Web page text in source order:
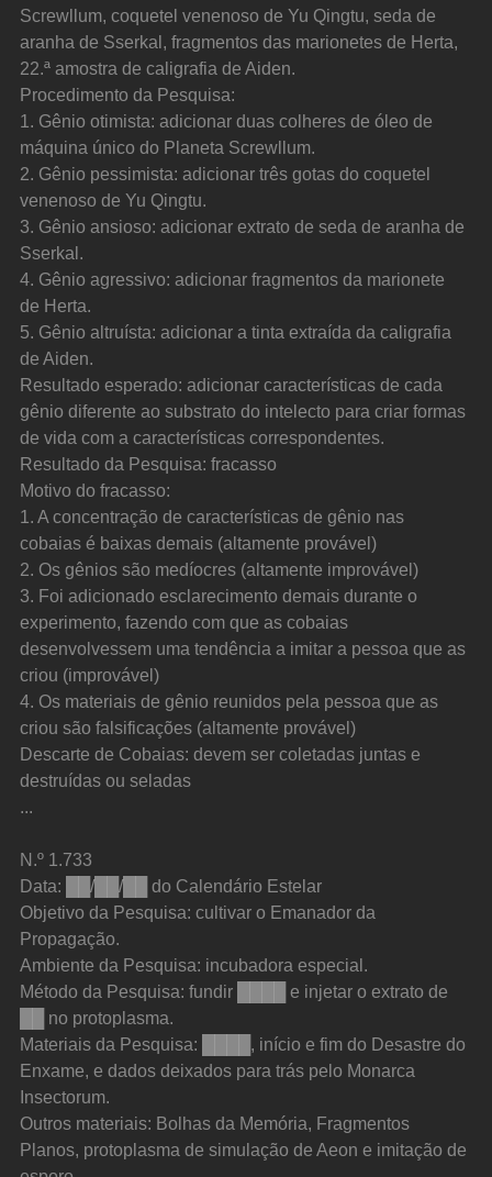
Screwllum, coquetel venenoso de Yu Qingtu, seda de
aranha de Sserkal, fragmentos das marionetes de Herta,
22.ª amostra de caligrafia de Aiden.
Procedimento da Pesquisa:
1. Gênio otimista: adicionar duas colheres de óleo de
máquina único do Planeta Screwllum.
2. Gênio pessimista: adicionar três gotas do coquetel
venenoso de Yu Qingtu.
3. Gênio ansioso: adicionar extrato de seda de aranha de
Sserkal.
4. Gênio agressivo: adicionar fragmentos da marionete
de Herta.
5. Gênio altruísta: adicionar a tinta extraída da caligrafia
de Aiden.
Resultado esperado: adicionar características de cada
gênio diferente ao substrato do intelecto para criar formas
de vida com a características correspondentes.
Resultado da Pesquisa: fracasso
Motivo do fracasso:
1. A concentração de características de gênio nas
cobaias é baixas demais (altamente provável)
2. Os gênios são medíocres (altamente improvável)
3. Foi adicionado esclarecimento demais durante o
experimento, fazendo com que as cobaias
desenvolvessem uma tendência a imitar a pessoa que as
criou (improvável)
4. Os materiais de gênio reunidos pela pessoa que as
criou são falsificações (altamente provável)
Descarte de Cobaias: devem ser coletadas juntas e
destruídas ou seladas
...
N.º 1.733
Data: ██/██/██ do Calendário Estelar
Objetivo da Pesquisa: cultivar o Emanador da
Propagação.
Ambiente da Pesquisa: incubadora especial.
Método da Pesquisa: fundir ████ e injetar o extrato de
██ no protoplasma.
Materiais da Pesquisa: ████, início e fim do Desastre do
Enxame, e dados deixados para trás pelo Monarca
Insectorum.
Outros materiais: Bolhas da Memória, Fragmentos
Planos, protoplasma de simulação de Aeon e imitação de